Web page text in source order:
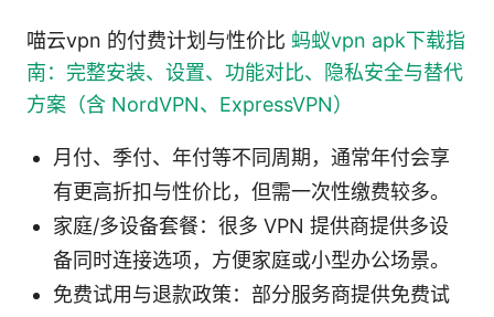
喵云vpn 的付费计划与性价比 蚂蚁vpn apk下载指
南：完整安装、设置、功能对比、隐私安全与替代
方案（含 NordVPN、ExpressVPN）
月付、季付、年付等不同周期，通常年付会享
有更高折扣与性价比，但需一次性缴费较多。
家庭/多设备套餐：很多 VPN 提供商提供多设
备同时连接选项，方便家庭或小型办公场景。
免费试用与退款政策：部分服务商提供免费试